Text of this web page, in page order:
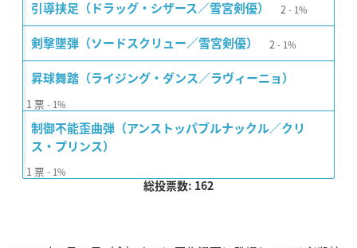
引導挟足（ドラッグ・シザース／雪宮剣優） 2 1%
剣撃墜弾（ソードスクリュー／雪宮剣優） 2 1%
昇球舞踏（ライジング・ダンス／ラヴィーニョ）
1 票 1%
制御不能歪曲弾（アンストッパブルナックル／クリ
ス・プリンス）
1 票 1%
総投票数: 162